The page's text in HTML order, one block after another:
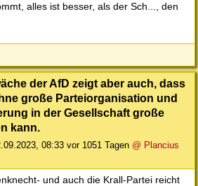
alles ist besser, als der Sch..., den
der AfD zeigt aber auch, dass
große Parteiorganisation und
in der Gesellschaft große
kann.
08:33 vor 1051 Tagen @ Plancius
und auch die Krall-Partei reicht